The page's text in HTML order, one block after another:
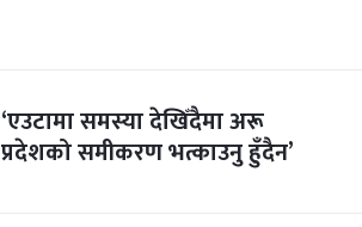
‘एउटामा समस्या देखिँदैमा अरू
प्रदेशको समीकरण भत्काउनु हुँदैन’